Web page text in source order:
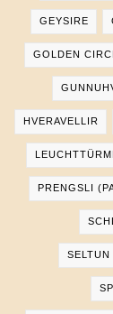
GEYSIRE
GOLDEN
HVERAVELLIR
PRENGSLI